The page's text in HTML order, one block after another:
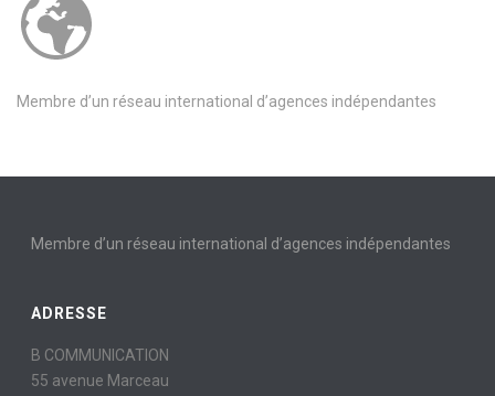
Membre d’un réseau international d’agences indépendantes
Membre d’un réseau international d’agences indépendantes
ADRESSE
B COMMUNICATION
55 avenue Marceau